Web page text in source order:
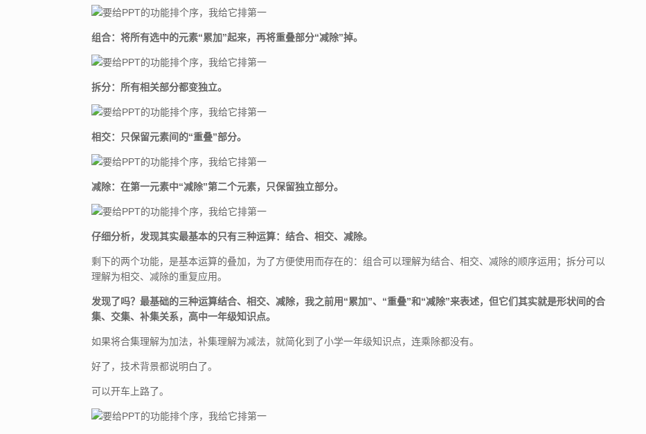
组合：将所有选中的元素“累加”起来，再将重叠部分“减除”掉。
拆分：所有相关部分都变独立。
相交：只保留元素间的“重叠”部分。
减除：在第一元素中“减除”第二个元素，只保留独立部分。
仔细分析，发现其实最基本的只有三种运算：结合、相交、减除。
剩下的两个功能，是基本运算的叠加，为了方便使用而存在的：组合可以理解为结合、相交、减除的顺序运用；拆分可以
理解为相交、减除的重复应用。
发现了吗？最基础的三种运算结合、相交、减除，我之前用“累加”、“重叠”和“减除”来表述，但它们其实就是形状间的合
集、交集、补集关系，高中一年级知识点。
如果将合集理解为加法，补集理解为减法，就简化到了小学一年级知识点，连乘除都没有。
好了，技术背景都说明白了。
可以开车上路了。